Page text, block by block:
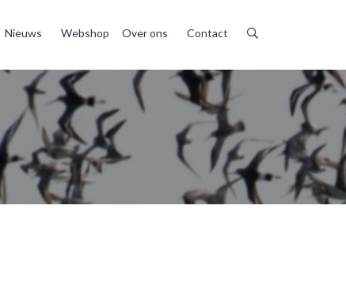
Nieuws Webshop Over ons Contact